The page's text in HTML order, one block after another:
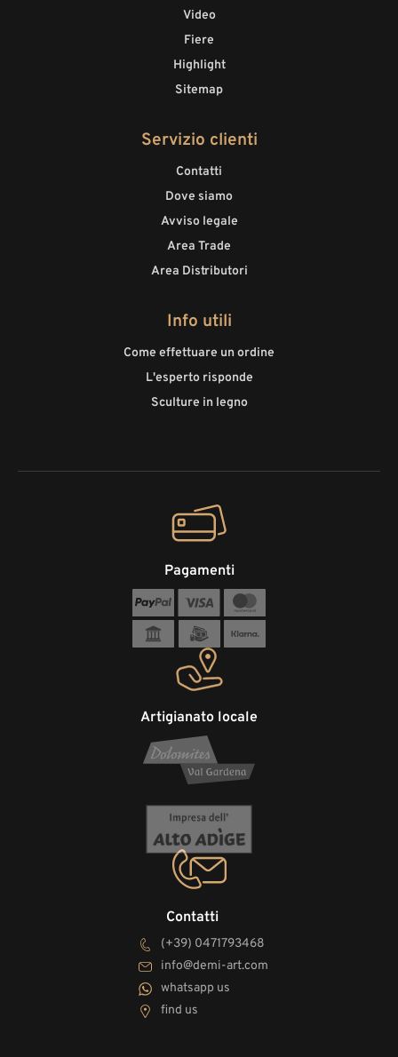
Video
Fiere
Highlight
Sitemap
Servizio clienti
Contatti
Dove siamo
Avviso legale
Area Trade
Area Distributori
Info utili
Come effettuare un ordine
L'esperto risponde
Sculture in legno
Contatti
(+39) 0471793468
info@demi-art.com
whatsapp us
find us
Artigianato locale
Pagamenti